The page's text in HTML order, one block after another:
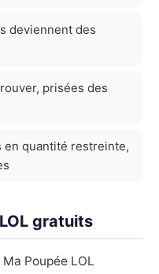
deviennent des
prisées des
en quantité restreinte,
gratuits
Poupée LOL